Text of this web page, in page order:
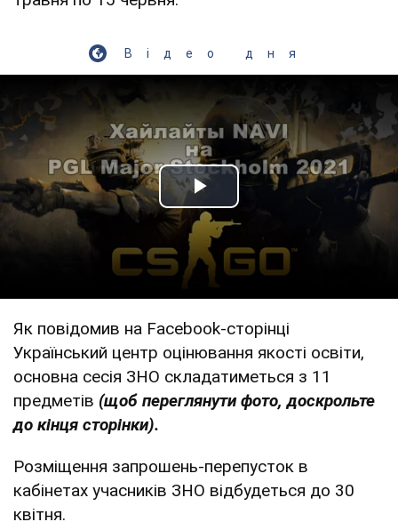
Відео дня
Play Video
Як повідомив на Facebook-сторінці
Український центр оцінювання якості освіти,
основна сесія ЗНО складатиметься з 11
предметів (щоб переглянути фото, доскрольте
до кінця сторінки).
Розміщення запрошень-перепусток в
кабінетах учасників ЗНО відбудеться до 30
квітня.